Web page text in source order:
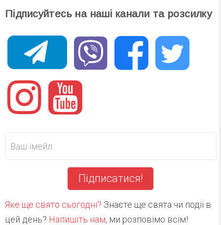
Підписуйтесь на наші канали та розсилку
Підписатися!
Яке ще свято сьогодні? Знаєте ще свята чи події в
цей день? Напишіть нам, ми розповімо всім!